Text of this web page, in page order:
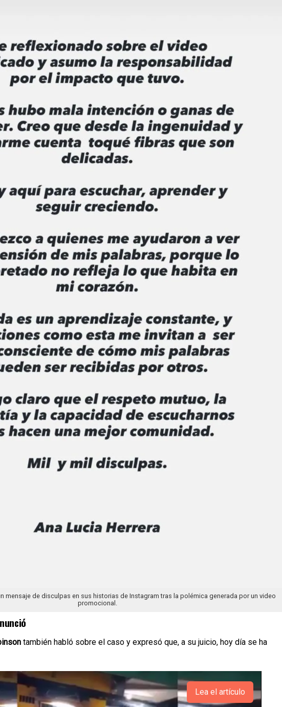
mensaje de disculpas en sus historias de Instagram tras la polémica generada por un video
promocional.
también habló sobre el caso y expresó que, a su juicio, hoy día se ha
Lea el artículo